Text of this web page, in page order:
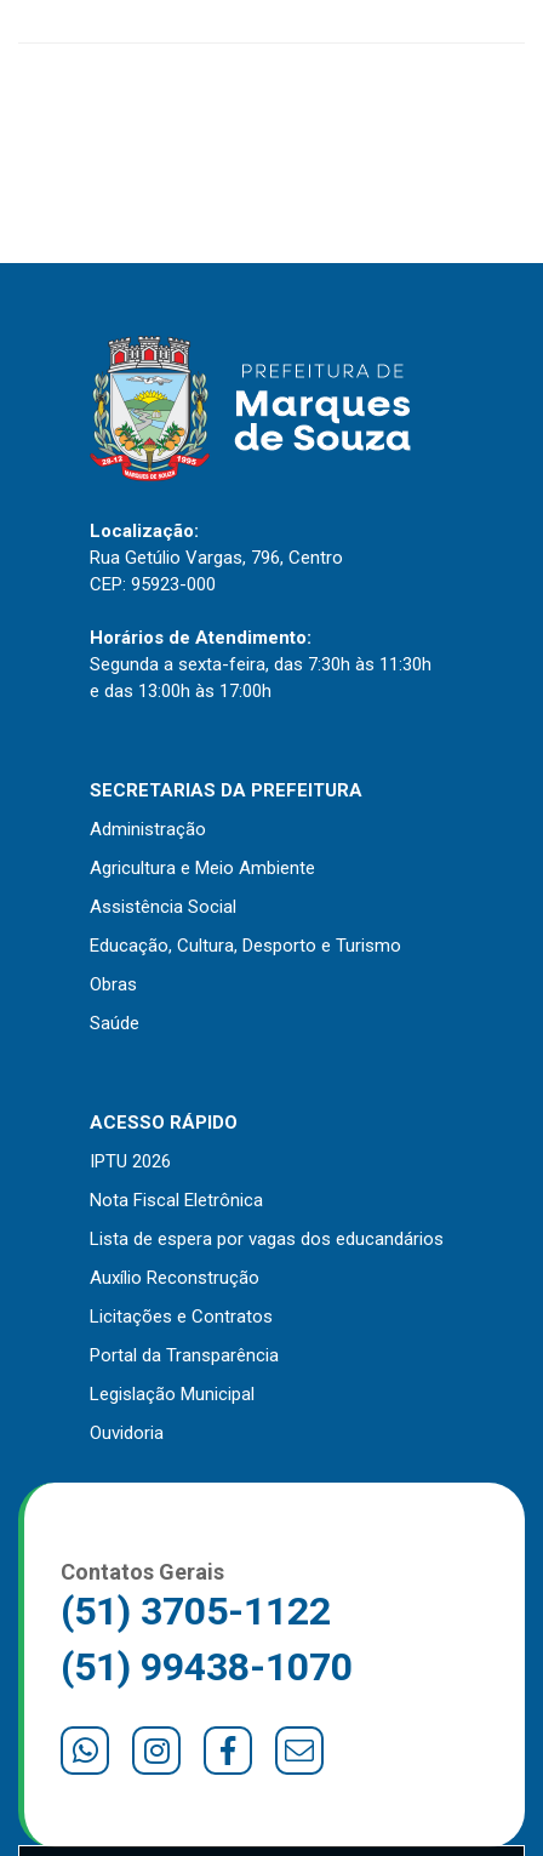
Ouvidoria
Portal do Cidadão
Portal do Servidor
Publicações
Diário Oficial (Novo)
Recursos Humanos
Processo Seletivo
Outros
Downloads
Notícias
Localização:
Rua Getúlio Vargas, 796, Centro
CEP: 95923-000
Horários de Atendimento:
Segunda a sexta-feira, das 7:30h às 11:30h
e das 13:00h às 17:00h
SECRETARIAS DA PREFEITURA
Administração
Agricultura e Meio Ambiente
Assistência Social
Educação, Cultura, Desporto e Turismo
Obras
Saúde
ACESSO RÁPIDO
IPTU 2026
Nota Fiscal Eletrônica
Lista de espera por vagas dos educandários
Auxílio Reconstrução
Licitações e Contratos
Portal da Transparência
Legislação Municipal
Ouvidoria
Contatos Gerais
(51) 3705-1122
(51) 99438-1070